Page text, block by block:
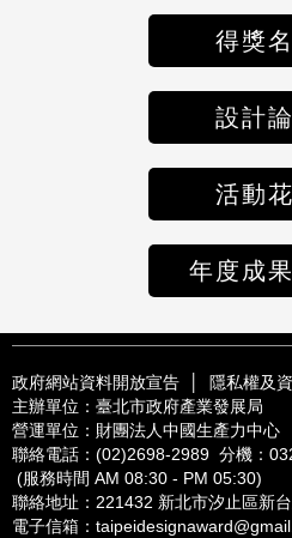
得獎
設計
活動
年度成
政府網站資料開放宣告 隱私權及
主辦單位：臺北市政府產業發展局
營運單位：財團法人中國生產力中心
聯絡電話： (02)2698-2989 分機：
(服務時間 AM 08:30 - PM 05:30)
聯絡地址：221432 新北市汐止區新
電子信箱：